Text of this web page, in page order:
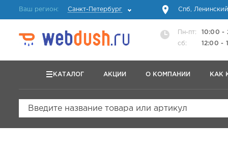
Ваш регион: Санкт-Петербург Спб,
Пн-пт:
10:00 -
сб:
12:00 -
КАТАЛОГ АКЦИИ О КОМПАНИИ КАК
Введите название товара или артикул